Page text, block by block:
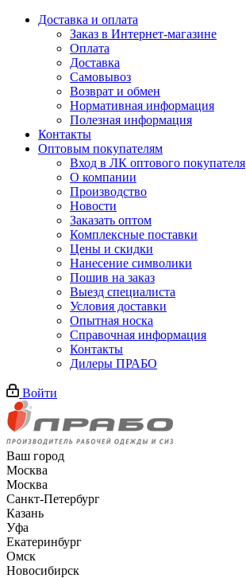
Доставка и оплата
Заказ в Интернет-магазине
Оплата
Доставка
Самовывоз
Возврат и обмен
Нормативная информация
Полезная информация
Контакты
Оптовым покупателям
Вход в ЛК оптового покупателя
О компании
Производство
Новости
Заказать оптом
Комплексные поставки
Цены и скидки
Нанесение символики
Пошив на заказ
Выезд специалиста
Условия доставки
Опытная носка
Справочная информация
Контакты
Дилеры ПРАБО
Войти
Ваш город
Москва
Москва
Санкт-Петербург
Казань
Уфа
Екатеринбург
Омск
Новосибирск